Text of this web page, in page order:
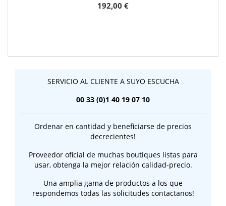
192,00 €
SERVICIO AL CLIENTE A SUYO ESCUCHA
00 33 (0)1 40 19 07 10
Ordenar en cantidad y beneficiarse de precios
decrecientes!
Proveedor oficial de muchas boutiques listas para
usar, obtenga la mejor relación calidad-precio.
Una amplia gama de productos a los que
respondemos todas las solicitudes contactanos!